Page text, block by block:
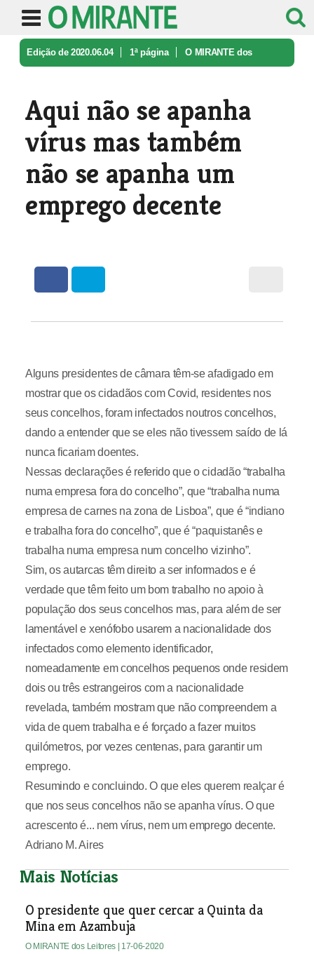
Edição de 2020.06.04 1ª página O MIRANTE dos
Aqui não se apanha
vírus mas também
não se apanha um
emprego decente
Alguns presidentes de câmara têm-se afadigado em
mostrar que os cidadãos com Covid, residentes nos
seus concelhos, foram infectados noutros concelhos,
dando a entender que se eles não tivessem saído de lá
nunca ficariam doentes.
Nessas declarações é referido que o cidadão “trabalha
numa empresa fora do concelho”, que “trabalha numa
empresa de carnes na zona de Lisboa”, que é “indiano
e trabalha fora do concelho”, que é “paquistanês e
trabalha numa empresa num concelho vizinho”.
Sim, os autarcas têm direito a ser informados e é
verdade que têm feito um bom trabalho no apoio à
população dos seus concelhos mas, para além de ser
lamentável e xenófobo usarem a nacionalidade dos
infectados como elemento identificador,
nomeadamente em concelhos pequenos onde residem
dois ou três estrangeiros com a nacionalidade
revelada, também mostram que não compreendem a
vida de quem trabalha e é forçado a fazer muitos
quilómetros, por vezes centenas, para garantir um
emprego.
Resumindo e concluindo. O que eles querem realçar é
que nos seus concelhos não se apanha vírus. O que
acrescento é... nem vírus, nem um emprego decente.
Adriano M. Aires
Mais Notícias
O presidente que quer cercar a Quinta da
Mina em Azambuja
O MIRANTE dos Leitores | 17-06-2020